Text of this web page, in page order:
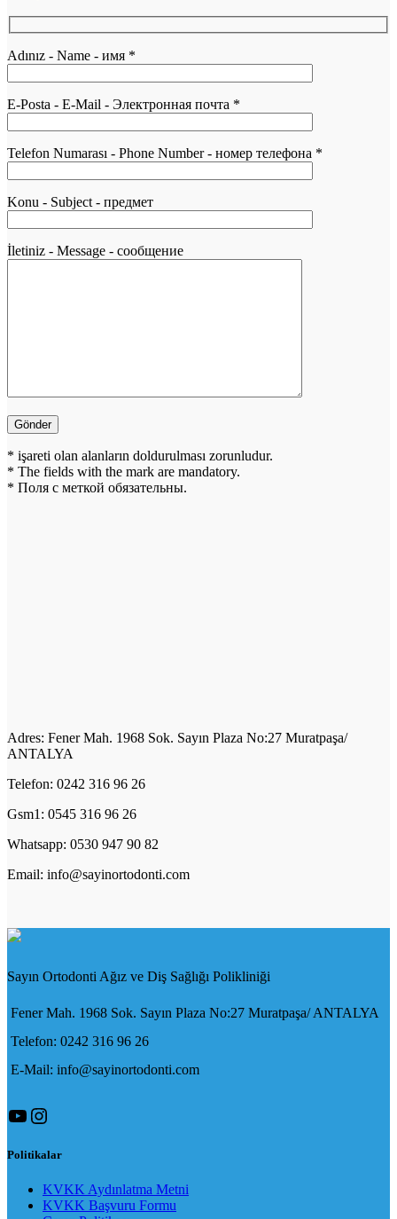
Adınız - Name - имя *
E-Posta - E-Mail - Электронная почта *
Telefon Numarası - Phone Number - номер телефона *
Konu - Subject - предмет
İletiniz - Message - сообщение
* işareti olan alanların doldurulması zorunludur.
* The fields with the mark are mandatory.
* Поля с меткой обязательны.
Adres: Fener Mah. 1968 Sok. Sayın Plaza No:27 Muratpaşa/
ANTALYA
Telefon: 0242 316 96 26
Gsm1: 0545 316 96 26
Whatsapp: 0530 947 90 82
Email: info@sayinortodonti.com
Sayın Ortodonti Ağız ve Diş Sağlığı Polikliniği
Fener Mah. 1968 Sok. Sayın Plaza No:27 Muratpaşa/ ANTALYA
Telefon: 0242 316 96 26
E-Mail: info@sayinortodonti.com
YouTube
Instagram
Politikalar
KVKK Aydınlatma Metni
KVKK Başvuru Formu